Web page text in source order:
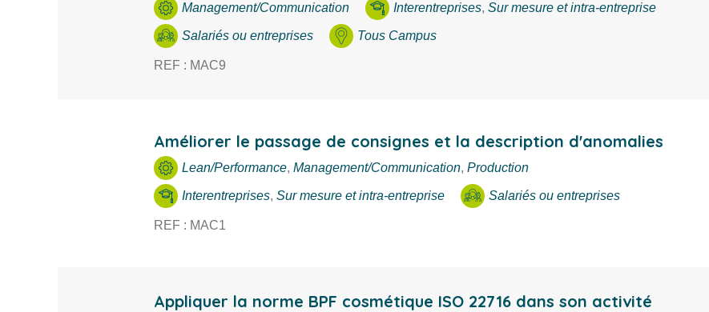
Management/Communication Interentreprises, Sur mesure et intra-entreprise
Salariés ou entreprises Tous Campus
REF : MAC9
Améliorer le passage de consignes et la description d'anomalies
Lean/Performance, Management/Communication, Production
Interentreprises, Sur mesure et intra-entreprise Salariés ou entreprises
REF : MAC1
Appliquer la norme BPF cosmétique ISO 22716 dans son activité